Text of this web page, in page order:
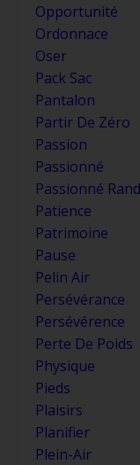
Opportunité
Ordonnace
Oser
Pack Sac
Pantalon
Partir De Zéro
Passion
Passionné
Passionné
Patience
Patrimoine
Pause
Pelin Air
Persévérance
Persévérence
Perte De Poids
Physique
Pieds
Plaisirs
Planifier
Plein-Air